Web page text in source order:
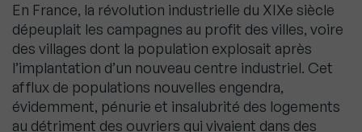
En France, la révolution industrielle du XIXe siècle
dépeuplait les campagnes au profit des villes, voire
des villages dont la population explosait après
l’implantation d’un nouveau centre industriel. Cet
afflux de populations nouvelles engendra,
évidemment, pénurie et insalubrité des logements
au détriment des ouvriers qui vivaient dans des